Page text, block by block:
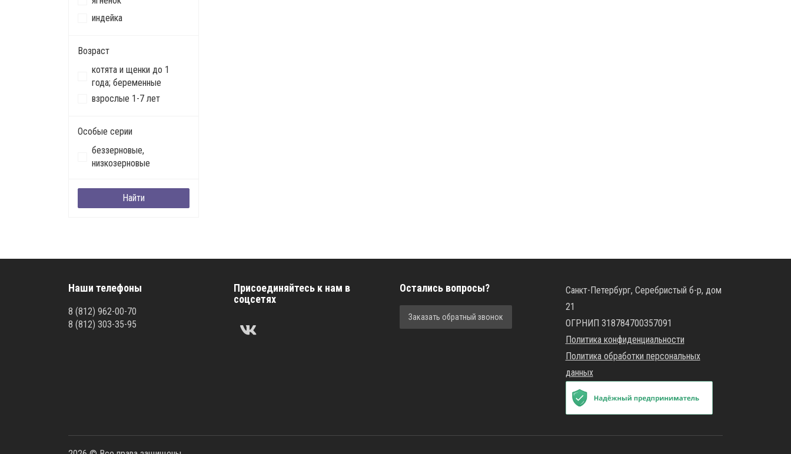
индейка
Возраст
котята и щенки до 1
года; беременные
взрослые 1-7 лет
Особые серии
беззерновые,
низкозерновые
Наши телефоны
8 (812) 962-00-70
8 (812) 303-35-95
Присоединяйтесь к нам в
соцсетях
Остались вопросы?
Заказать обратный звонок
Санкт-Петербург, Серебристый б-р, дом
21
ОГРНИП 318784700357091
Политика конфиденциальности
Политика обработки персональных
данных